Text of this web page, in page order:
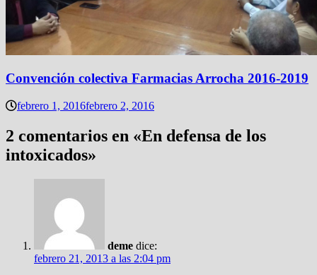
Convención colectiva Farmacias Arrocha 2016-2019
febrero 1, 2016febrero 2, 2016
2 comentarios en «En defensa de los
intoxicados»
deme dice:
febrero 21, 2013 a las 2:04 pm